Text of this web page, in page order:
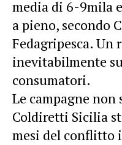
media di 6-9mila
a pieno, secondo
Fedagripesca. Un
inevitabilmente
consumatori.
Le campagne
Coldiretti Sicilia
mesi del conflitto